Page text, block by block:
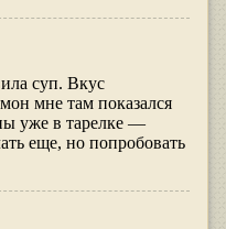
суп. Вкус
мне там показался
уже в тарелке —
еще, но попробовать